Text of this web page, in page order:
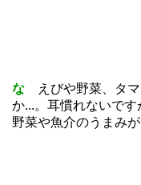
な えびや野菜、タマ
か...。耳慣れないで
野菜や魚介のうまみ